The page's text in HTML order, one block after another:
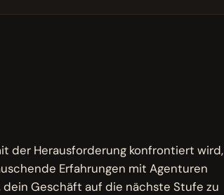
der Herausforderung konfrontiert wird,
Erfahrungen mit Agenturen
Geschäft auf die nächste Stufe zu